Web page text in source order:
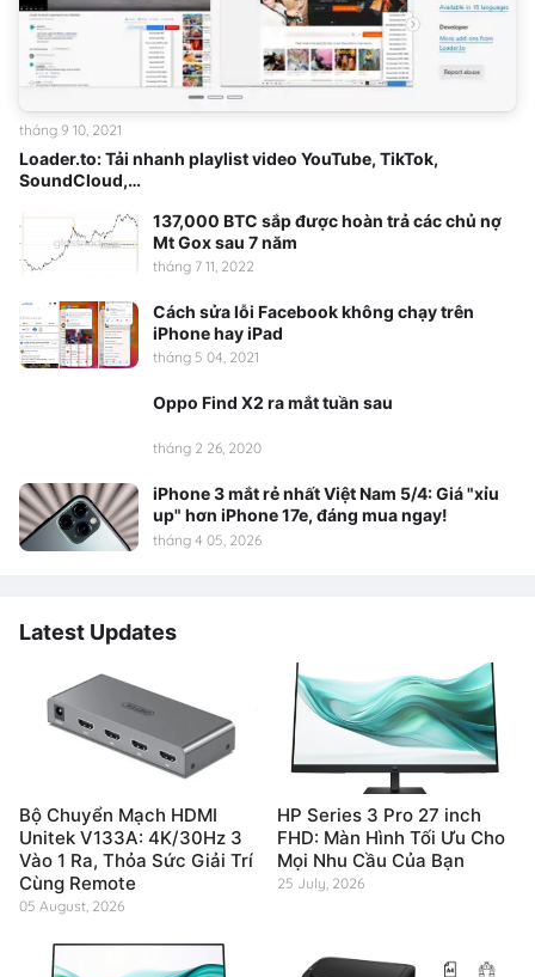
Loader.to: Tải nhanh playlist video YouTube, TikTok,
SoundCloud,…
tháng 9 10, 2021
137,000 BTC sắp được hoàn trả các chủ nợ
Mt Gox sau 7 năm
tháng 7 11, 2022
Cách sửa lỗi Facebook không chạy trên
iPhone hay iPad
tháng 5 04, 2021
Oppo Find X2 ra mắt tuần sau
tháng 2 26, 2020
iPhone 3 mắt rẻ nhất Việt Nam 5/4: Giá "xỉu
up" hơn iPhone 17e, đáng mua ngay!
tháng 4 05, 2026
Latest Updates
Bộ Chuyển Mạch HDMI
Unitek V133A: 4K/30Hz 3
Vào 1 Ra, Thỏa Sức Giải Trí
Cùng Remote
05 August, 2026
HP Series 3 Pro 27 inch
FHD: Màn Hình Tối Ưu Cho
Mọi Nhu Cầu Của Bạn
25 July, 2026